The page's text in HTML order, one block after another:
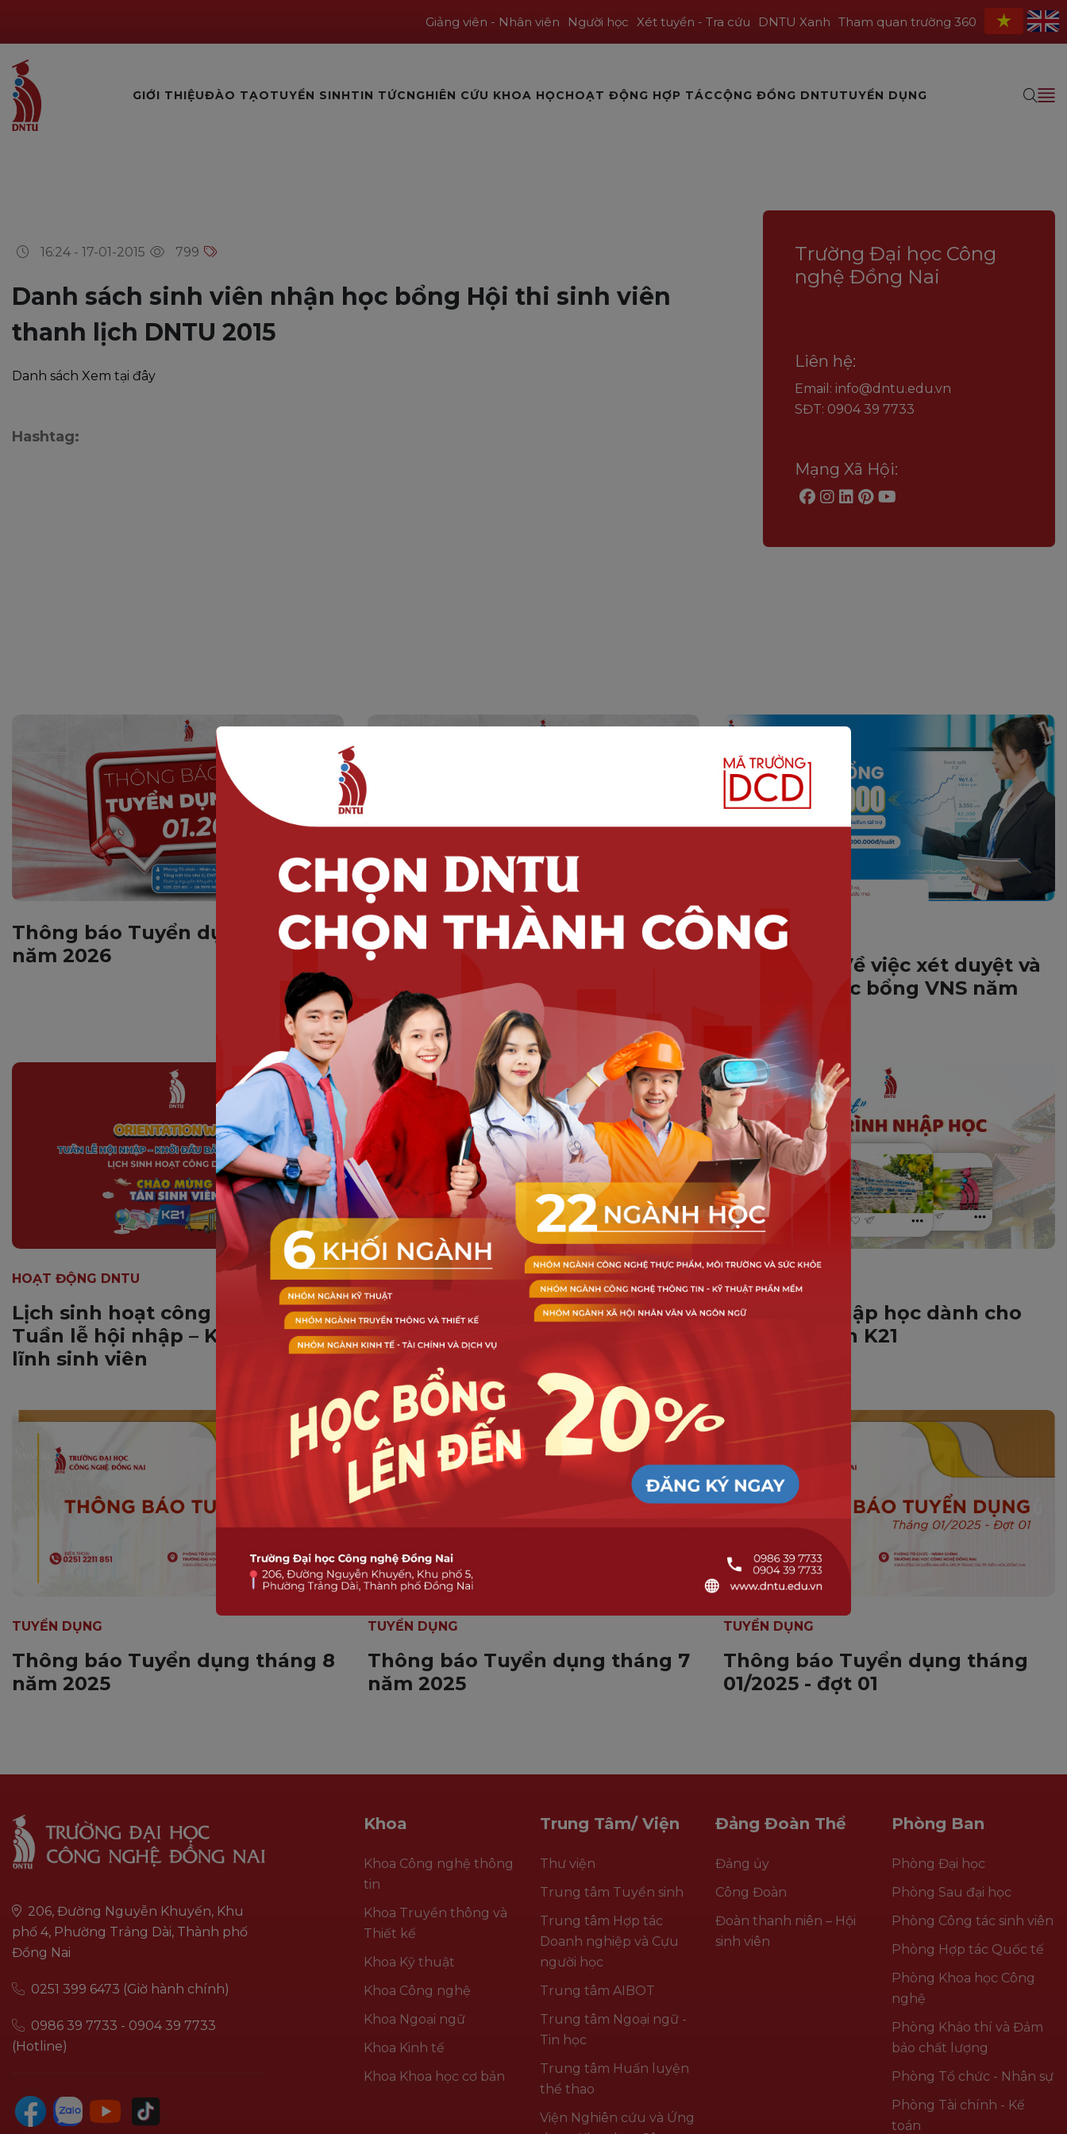
Giảng viên - Nhân viên Người học Xét tuyển - Tra cứu DNTU Xanh Tham quan trường 360
GIỚI THIỆUĐÀO TẠOTUYỂN SINHTIN TỨCNGHIÊN CỨU KHOA HỌCHOẠT ĐỘNG HỢP TÁCCỘNG ĐỒNG DNTUTUYỂN DỤNG
16:24 - 17-01-2015 799
Danh sách sinh viên nhận học bổng Hội thi sinh viên
thanh lịch DNTU 2015
Danh sách Xem tại đây
Hashtag:
Trường Đại học Công
nghệ Đồng Nai
Liên hệ:
Email: info@dntu.edu.vn
SĐT: 0904 39 7733
Mạng Xã Hội:
Thông báo Tuyển dụng tháng 01
năm 2026
TUYỂN DỤNG
Thông báo Tuyển dụng tháng 12
năm 2025
HOẠT ĐỘNG DNTU
Thông báo Về việc xét duyệt và
trao tặng học bổng VNS năm
HOẠT ĐỘNG DNTU
Lịch sinh hoạt công dân K21:
Tuần lễ hội nhập – Khởi đầu bản
lĩnh sinh viên
SINH VIÊN DNTU
Thông báo Về việc xét duyệt và
trao tặng học bổng Mirinda năm
2025
Quy trình nhập học dành cho
Tân sinh viên K21
TUYỂN DỤNG
Thông báo Tuyển dụng tháng 8
năm 2025
TUYỂN DỤNG
Thông báo Tuyển dụng tháng 7
năm 2025
TUYỂN DỤNG
Thông báo Tuyển dụng tháng
01/2025 - đợt 01
206, Đường Nguyễn Khuyến, Khu
phố 4, Phường Trảng Dài, Thành phố
Đồng Nai
0251 399 6473 (Giờ hành chính)
0986 39 7733 - 0904 39 7733
(Hotline)
Khoa
Khoa Công nghệ thông
tin
Khoa Truyền thông và
Thiết kế
Khoa Kỹ thuật
Khoa Công nghệ
Khoa Ngoại ngữ
Khoa Kinh tế
Khoa Khoa học cơ bản
Trung Tâm/ Viện
Thư viện
Trung tâm Tuyển sinh
Trung tâm Hợp tác
Doanh nghiệp và Cựu
người học
Trung tâm AIBOT
Trung tâm Ngoại ngữ -
Tin học
Trung tâm Huấn luyện
thể thao
Viện Nghiên cứu và Ứng
Đảng Đoàn Thể
Đảng ủy
Công Đoàn
Đoàn thanh niên – Hội
sinh viên
Phòng Ban
Phòng Đại học
Phòng Sau đại học
Phòng Công tác sinh viên
Phòng Hợp tác Quốc tế
Phòng Khoa học Công
nghệ
Phòng Khảo thí và Đảm
bảo chất lượng
Phòng Tổ chức - Nhân sự
Phòng Tài chính - Kế
toán